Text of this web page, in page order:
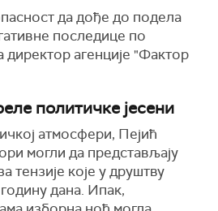
да дође до подела
последице по
директор агенције "Фактор
политичке јесени
атмосфери, Пејић
могли да представљају
тензије које у друштву
дана. Ипак,